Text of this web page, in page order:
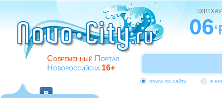
Современный Портал
Новороссийска 16+
ЗХВТХАУ
06
поиск по сайту в